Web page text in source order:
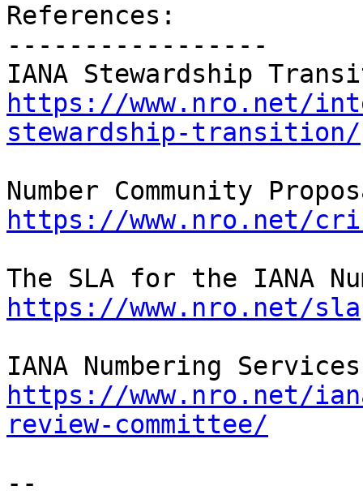
References:
-----------------
https://www.nro.net/
stewardship-transition/
https://www.nro.net/
https://www.nro.net/sla
https://www.nro.net/
review-committee/
--